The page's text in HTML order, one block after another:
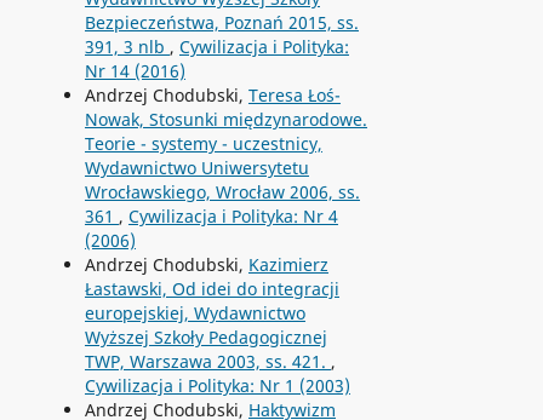
Bezpieczeństwa, Poznań 2015, ss.
391, 3 nlb , Cywilizacja i Polityka:
Nr 14 (2016)
Andrzej Chodubski, Teresa Łoś-
Nowak, Stosunki międzynarodowe.
Teorie - systemy - uczestnicy,
Wydawnictwo Uniwersytetu
Wrocławskiego, Wrocław 2006, ss.
361 , Cywilizacja i Polityka: Nr 4
(2006)
Andrzej Chodubski, Kazimierz
Łastawski, Od idei do integracji
europejskiej, Wydawnictwo
Wyższej Szkoły Pedagogicznej
TWP, Warszawa 2003, ss. 421. ,
Cywilizacja i Polityka: Nr 1 (2003)
Andrzej Chodubski, Haktywizm